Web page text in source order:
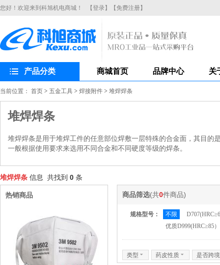
您好！欢迎来到科旭机电商城！ 【登录】 【免费注册】
产品分类 商城首页 品牌中心 关
当前位置： 首页 > 五金工具 > 焊接附件 > 堆焊焊条
堆焊焊条
堆焊焊条是用于堆焊工件的任意部位焊敷一层特殊的合金面，其目
一般根据使用要求来选用不同合金和不同硬度等级的焊条。
堆焊焊条 信息 共找到 0 条
商品筛选(共0件商品)
规格型号： 不限
优质D999(HRC≥85）
类型 6 药皮性质 6 是否跨
热销商品